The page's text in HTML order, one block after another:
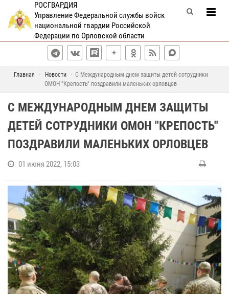
РОСГВАРДИЯ
Управление Федеральной службы войск
национальной гвардии Российской
Федерации по Орловской области
Главная Новости
С Международным днем защиты детей сотрудники
ОМОН "Крепость" поздравили маленьких орловцев
С МЕЖДУНАРОДНЫМ ДНЕМ ЗАЩИТЫ
ДЕТЕЙ СОТРУДНИКИ ОМОН "КРЕПОСТЬ"
ПОЗДРАВИЛИ МАЛЕНЬКИХ ОРЛОВЦЕВ
01 июня 2022, 15:03